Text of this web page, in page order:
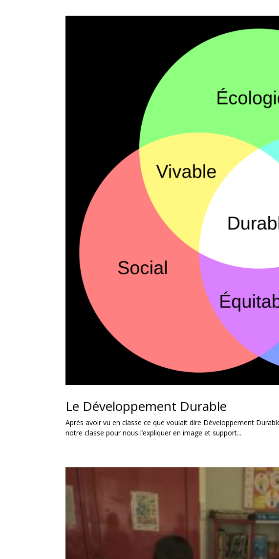
Le Développement Durable
Après avoir vu en classe ce que voulait dire Développement
notre classe pour nous l’expliquer en image et support...